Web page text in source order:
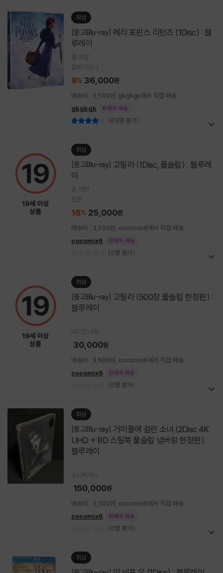
최상
[중고Blu-ray]
루레이
롭 마샬
월트디즈니
9% 36,000원
배송비 : 3,500원, gkgkgk에서 직접 배송
gkgkgk
판매자 배송
(83명 평가)
최상
[중고Blu-ray]
이
존 어빈
인포
16% 25,000원
배송비 : 3,500원, cocomix6에서 직접 배송
cocomix6
판매자 배송
(0명 평가)
최상
[중고Blu-ray]
블루레이
비디오나라
30,000원
배송비 : 3,500원, cocomix6에서 직접 배송
cocomix6
판매자 배송
(0명 평가)
최상
[중고Blu-ray]
UHD + BD 스틸북 풀슬립 넘버링 한정판) :
블루레이
소니픽쳐스
150,000원
배송비 : 3,500원, cocomix6에서 직접 배송
cocomix6
판매자 배송
(0명 평가)
최상